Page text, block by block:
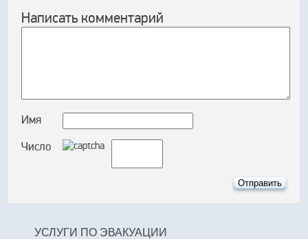
Написать комментарий
Имя
Число
УСЛУГИ ПО ЭВАКУАЦИИ